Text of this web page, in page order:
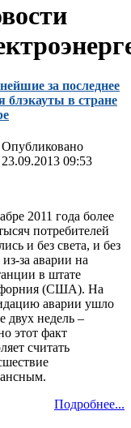
за последнее
блэкауты в стране
Опубликовано
23.09.2013 09:53
2011 года более
потребителей
и без света, и без
из-за аварии на
в штате
(США). На
аварии ушло
двух недель –
этот факт
считать
Подробнее...